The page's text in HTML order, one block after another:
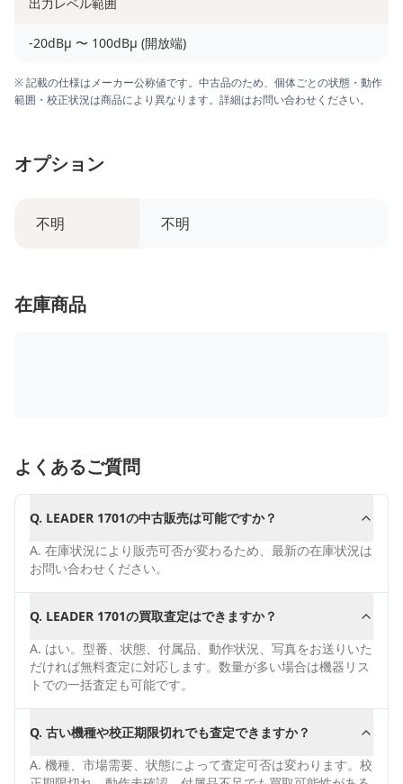
-20dBμ 〜 100dBμ (開放端)
※ 記載の仕様はメーカー公称値です。中古品のため、個体ごとの状態・動作
範囲・校正状況は商品により異なります。詳細はお問い合わせください。
オプション
不明 不明
在庫商品
よくあるご質問
Q. LEADER 1701の中古販売は可能ですか？
A. 在庫状況により販売可否が変わるため、最新の在庫状況は
お問い合わせください。
Q. LEADER 1701の買取査定はできますか？
A. はい。型番、状態、付属品、動作状況、写真をお送りいた
だければ無料査定に対応します。数量が多い場合は機器リス
トでの一括査定も可能です。
Q. 古い機種や校正期限切れでも査定できますか？
A. 機種、市場需要、状態によって査定可否は変わります。校